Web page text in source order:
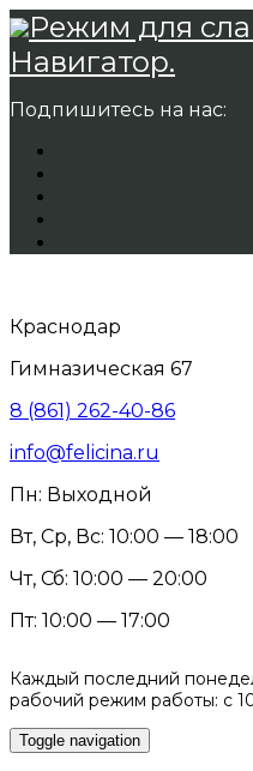
Режим для
Навигатор.
Подпишитесь на нас:
Краснодар
Гимназическая 67
8 (861) 262-40-86
info@felicina.ru
Пн: Выходной
Вт, Ср, Вс: 10:00 — 18:00
Чт, Сб: 10:00 — 20:00
Пт: 10:00 — 17:00
Каждый последний
рабочий режим работы: с
Toggle navigation